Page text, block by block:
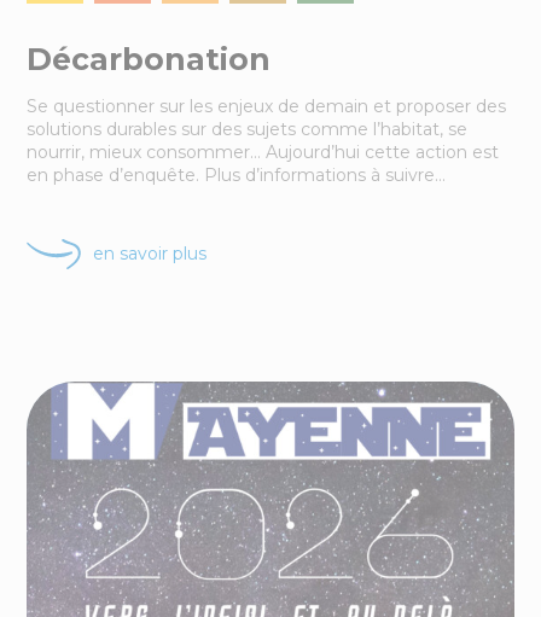
Décarbonation
Se questionner sur les enjeux de demain et proposer des
solutions durables sur des sujets comme l’habitat, se
nourrir, mieux consommer… Aujourd’hui cette action est
en phase d’enquête. Plus d’informations à suivre…
en savoir plus